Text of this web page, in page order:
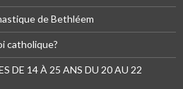
de Bethléem
catholique?
DE 14 À 25 ANS DU 20 AU 22